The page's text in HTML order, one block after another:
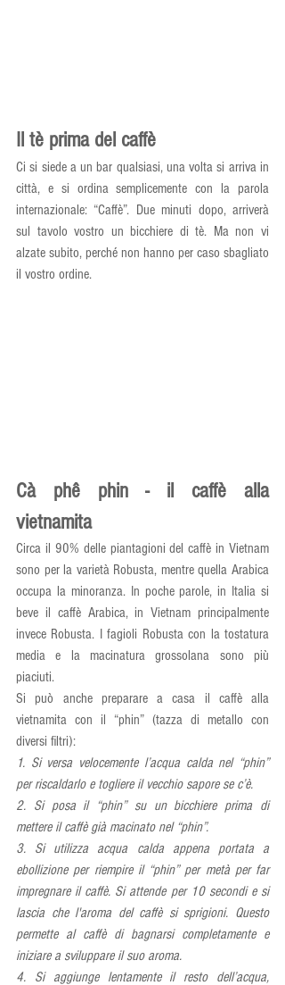
Il tè prima del caffè
Ci si siede a un bar qualsiasi, una volta si arriva in
città, e si ordina semplicemente con la parola
internazionale: “Caffè”. Due minuti dopo, arriverà
sul tavolo vostro un bicchiere di tè. Ma non vi
alzate subito, perché non hanno per caso sbagliato
il vostro ordine.
Cà phê phin - il caffè alla
vietnamita
Circa il 90% delle piantagioni del caffè in Vietnam
sono per la varietà Robusta, mentre quella Arabica
occupa la minoranza. In poche parole, in Italia si
beve il caffè Arabica, in Vietnam principalmente
invece Robusta. I fagioli Robusta con la tostatura
media e la macinatura grossolana sono più
piaciuti.
Si può anche preparare a casa il caffè alla
vietnamita con il “phin” (tazza di metallo con
diversi filtri):
1. Si versa velocemente l’acqua calda nel “phin”
per riscaldarlo e togliere il vecchio sapore se c’è.
2. Si posa il “phin” su un bicchiere prima di
mettere il caffè già macinato nel “phin”.
3. Si utilizza acqua calda appena portata a
ebollizione per riempire il “phin” per metà per far
impregnare il caffè. Si attende per 10 secondi e si
lascia che l'aroma del caffè si sprigioni. Questo
permette al caffè di bagnarsi completamente e
iniziare a sviluppare il suo aroma.
4. Si aggiunge lentamente il resto dell’acqua,